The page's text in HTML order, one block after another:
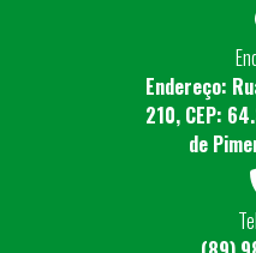
Endereço:
210, CEP:
de